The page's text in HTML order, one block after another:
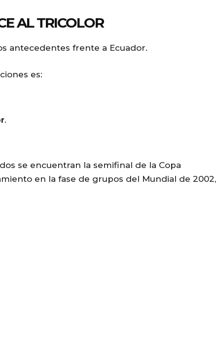
AL TRICOLOR
antecedentes frente a Ecuador.
es:
.
se encuentran la semifinal de la Copa
en la fase de grupos del Mundial de 2002,